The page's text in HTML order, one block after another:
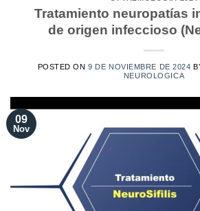
Tratamiento neuropatías
de origen infeccioso
POSTED ON9 DE NOVIEMBRE DE 2024
NEUROLOGICA
09
Nov